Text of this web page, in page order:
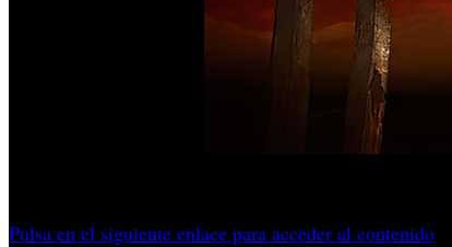
Pulsa en el siguiente enlace para acceder al contenido